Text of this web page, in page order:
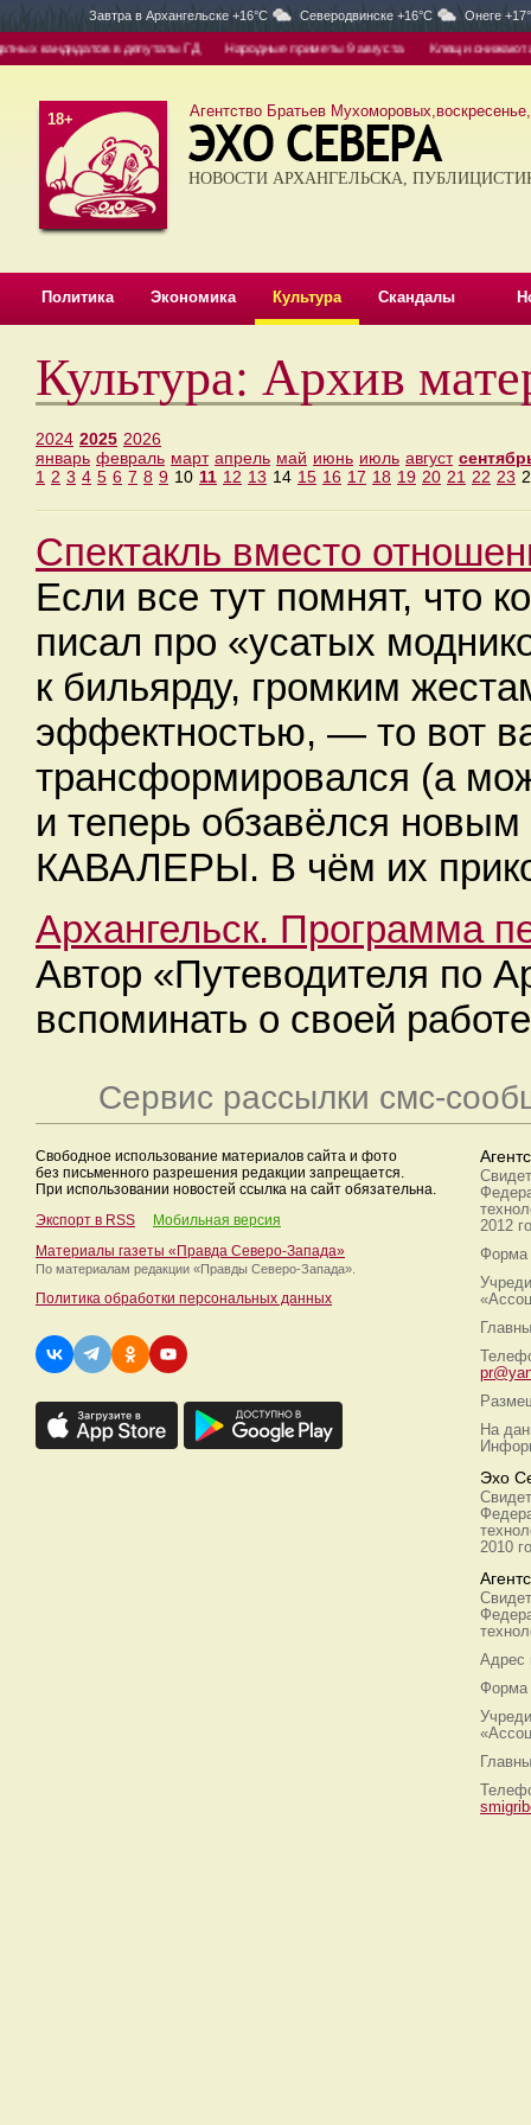
Завтра в Архангельске +16°C Северодвинске +16°C Онеге
кандидатов в депутаты ГД Народные приметы 9 августа Клещи снижают
18+ Агентство Братьев
НОВОСТИ АРХАНГЕЛЬСКА,
Политика Экономика Культура Скандалы
Культура: Архив
2024 2025 2026
январь февраль март апрель май июнь июль август
1 2 3 4 5 6 7 8 9 10 11 12 13 14 15 16 17 18 19 20 21 22 23
Спектакль вместо
Если все тут помнят, что
писал про «усатых
к бильярду, громким
эффектностью, — то вот
трансформировался (а
и теперь обзавёлся
КАВАЛЕРЫ. В чём их
Архангельск. Программа
Автор «Путеводителя по
вспоминать о своей
Сервис рассылки смс-
Свободное использование материалов сайта и фото
без письменного разрешения редакции запрещается.
При использовании новостей ссылка на сайт обязательна.
Экспорт в RSS
Мобильная версия
Материалы газеты «Правда Северо-Запада»
По материалам редакции «Правды Северо-Запада».
Политика обработки персональных данных
2012
Форма
На
Эхо
2010
Адрес
Форма